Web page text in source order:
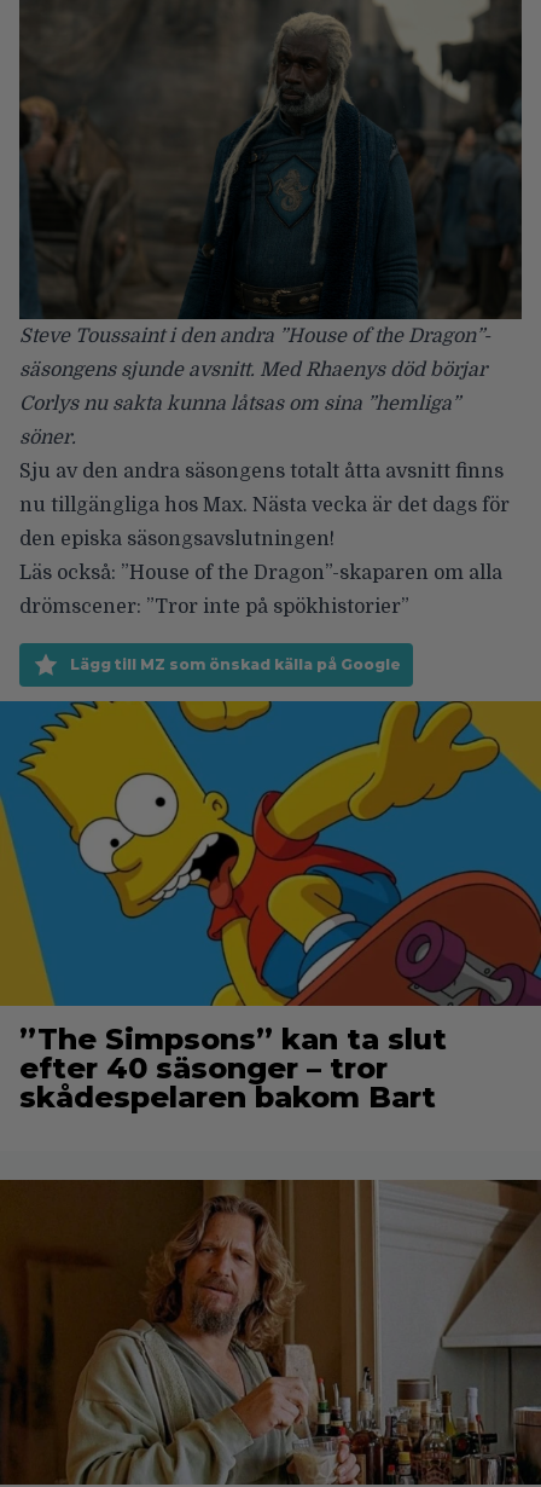
Steve Toussaint i den andra ”House of the Dragon”-
säsongens sjunde avsnitt. Med Rhaenys död börjar
Corlys nu sakta kunna låtsas om sina ”hemliga”
söner.
Sju av den andra säsongens totalt åtta avsnitt finns
nu tillgängliga hos Max. Nästa vecka är det dags för
den episka säsongsavslutningen!
Läs också: ”House of the Dragon”-skaparen om alla
drömscener: ”Tror inte på spökhistorier”
Lägg till MZ som önskad källa på Google
”The Simpsons” kan ta slut
efter 40 säsonger – tror
skådespelaren bakom Bart